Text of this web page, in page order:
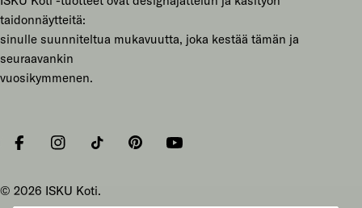
taidonnäytteitä:
sinulle suunniteltua mukavuutta, joka kestää tämän ja
seuraavankin
vuosikymmenen.
FacebookInstagramTiktok PinterestYouTube
© 2026 ISKU Koti.